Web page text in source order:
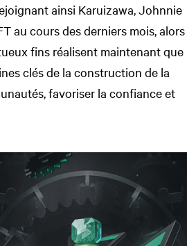
ainsi Karuizawa, Johnnie
au cours des derniers mois, alors
fins réalisent maintenant que
clés de la construction de la
favoriser la confiance et